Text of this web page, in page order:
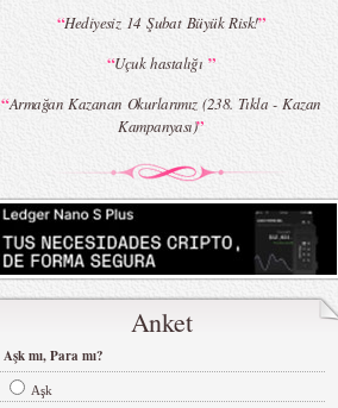
“Hediyesiz 14 Şubat Büyük Risk!”
“Uçuk hastalığı ”
“Armağan Kazanan Okurlarımız (238. Tıkla - Kazan
Kampanyası)”
Anket
Aşk mı, Para mı?
Aşk